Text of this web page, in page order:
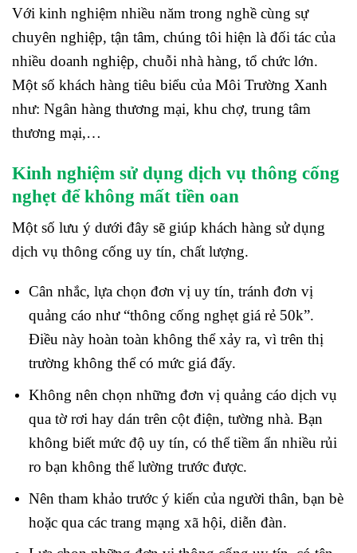
Với kinh nghiệm nhiều năm trong nghề cùng sự
chuyên nghiệp, tận tâm, chúng tôi hiện là đối tác của
nhiều doanh nghiệp, chuỗi nhà hàng, tổ chức lớn.
Một số khách hàng tiêu biểu của Môi Trường Xanh
như: Ngân hàng thương mại, khu chợ, trung tâm
thương mại,…
Kinh nghiệm sử dụng dịch vụ thông cống
nghẹt để không mất tiền oan
Một số lưu ý dưới đây sẽ giúp khách hàng sử dụng
dịch vụ thông cống uy tín, chất lượng.
Cân nhắc, lựa chọn đơn vị uy tín, tránh đơn vị
quảng cáo như “thông cống nghẹt giá rẻ 50k”.
Điều này hoàn toàn không thể xảy ra, vì trên thị
trường không thể có mức giá đấy.
Không nên chọn những đơn vị quảng cáo dịch vụ
qua tờ rơi hay dán trên cột điện, tường nhà. Bạn
không biết mức độ uy tín, có thể tiềm ẩn nhiều rủi
ro bạn không thể lường trước được.
Nên tham khảo trước ý kiến của người thân, bạn bè
hoặc qua các trang mạng xã hội, diễn đàn.